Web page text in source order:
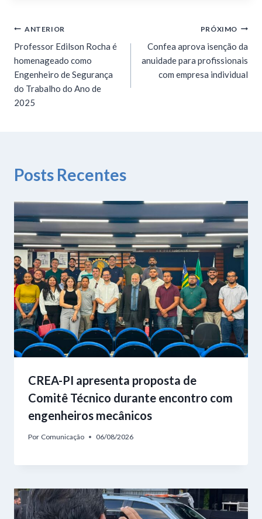
ANTERIOR
Professor Edilson Rocha é
homenageado como
Engenheiro de Segurança
do Trabalho do Ano de
2025
PRÓXIMO
Confea aprova isenção da
anuidade para profissionais
com empresa individual
Posts Recentes
CREA-PI apresenta proposta de
Comitê Técnico durante encontro com
engenheiros mecânicos
Por Comunicação 06/08/2026